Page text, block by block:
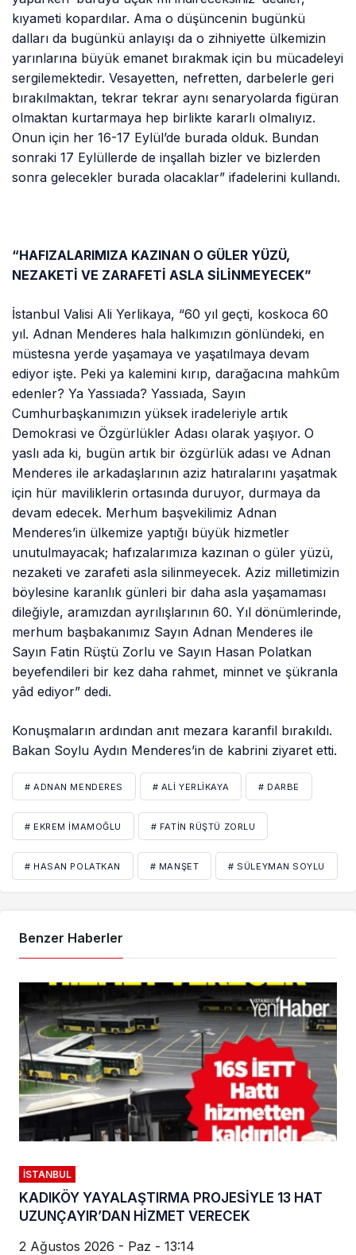
kıyameti kopardılar. Ama o düşüncenin bugünkü
dalları da bugünkü anlayışı da o zihniyette ülkemizin
yarınlarına büyük emanet bırakmak için bu mücadeleyi
sergilemektedir. Vesayetten, nefretten, darbelerle geri
bırakılmaktan, tekrar tekrar aynı senaryolarda figüran
olmaktan kurtarmaya hep birlikte kararlı olmalıyız.
Onun için her 16-17 Eylül’de burada olduk. Bundan
sonraki 17 Eylüllerde de inşallah bizler ve bizlerden
sonra gelecekler burada olacaklar” ifadelerini kullandı.
“HAFIZALARIMIZA KAZINAN O GÜLER YÜZÜ,
NEZAKETİ VE ZARAFETİ ASLA SİLİNMEYECEK”
İstanbul Valisi Ali Yerlikaya, “60 yıl geçti, koskoca 60
yıl. Adnan Menderes hala halkımızın gönlündeki, en
müstesna yerde yaşamaya ve yaşatılmaya devam
ediyor işte. Peki ya kalemini kırıp, darağacına mahkûm
edenler? Ya Yassıada? Yassıada, Sayın
Cumhurbaşkanımızın yüksek iradeleriyle artık
Demokrasi ve Özgürlükler Adası olarak yaşıyor. O
yaslı ada ki, bugün artık bir özgürlük adası ve Adnan
Menderes ile arkadaşlarının aziz hatıralarını yaşatmak
için hür maviliklerin ortasında duruyor, durmaya da
devam edecek. Merhum başvekilimiz Adnan
Menderes’in ülkemize yaptığı büyük hizmetler
unutulmayacak; hafızalarımıza kazınan o güler yüzü,
nezaketi ve zarafeti asla silinmeyecek. Aziz milletimizin
böylesine karanlık günleri bir daha asla yaşamaması
dileğiyle, aramızdan ayrılışlarının 60. Yıl dönümlerinde,
merhum başbakanımız Sayın Adnan Menderes ile
Sayın Fatin Rüştü Zorlu ve Sayın Hasan Polatkan
beyefendileri bir kez daha rahmet, minnet ve şükranla
yâd ediyor” dedi.
Konuşmaların ardından anıt mezara karanfil bırakıldı.
Bakan Soylu Aydın Menderes’in de kabrini ziyaret etti.
# ADNAN MENDERES # ALI YERLIKAYA # DARBE
# EKREM İMAMOĞLU # FATIN RÜŞTÜ ZORLU
# HASAN POLATKAN # MANŞET # SÜLEYMAN SOYLU
Benzer Haberler
İSTANBUL
KADIKÖY YAYALAŞTIRMA PROJESİYLE 13 HAT
UZUNÇAYIR’DAN HİZMET VERECEK
2 Ağustos 2026 - Paz - 13:14